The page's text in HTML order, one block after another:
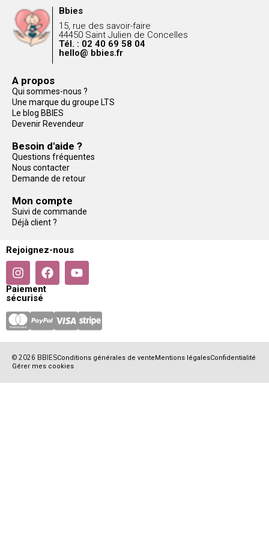
Bbies
15, rue des savoir-faire
44450 Saint Julien de Concelles
Tél. : 02 40 69 58 04
hello@ bbies.fr
A propos
Qui sommes-nous ?
Une marque du groupe LTS
Le blog BBIES
Devenir Revendeur
Besoin d'aide ?
Questions fréquentes
Nous contacter
Demande de retour
Mon compte
Suivi de commande
Déjà client ?
Rejoignez-nous
Paiement
sécurisé
© 2026 BBIESConditions générales de venteMentions légalesConfidentialité
Gérer mes cookies